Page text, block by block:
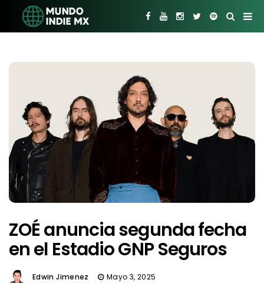
ZOÉ anuncia segunda fecha
en el Estadio GNP Seguros
Edwin Jimenez Mayo 3, 2025